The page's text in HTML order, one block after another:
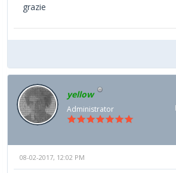
grazie
yellow
Administrator
08-02-2017, 12:02 PM